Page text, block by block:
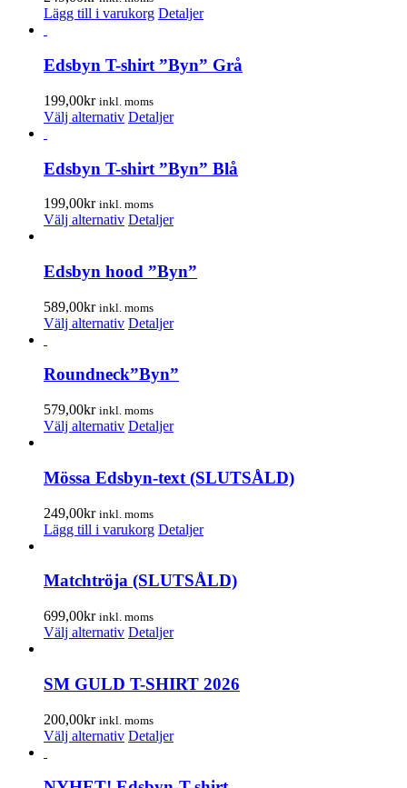
Lägg till i varukorg Detaljer
Edsbyn T-shirt ”Byn” Grå
199,00kr inkl. moms
Välj alternativ Den
har
flera
De
olika
kan
väljas
produktsidan
Detaljer
Edsbyn T-shirt ”Byn” Blå
199,00kr inkl. moms
Välj alternativ Den
har
flera
De
olika
kan
väljas
produktsidan
Detaljer
Edsbyn hood ”Byn”
589,00kr inkl. moms
Välj alternativ Den
har
flera
De
olika
väljas
produktsidan
Detaljer
Roundneck”Byn”
579,00kr inkl. moms
Välj alternativ Den
har
flera
De
olika
kan
väljas
produktsidan
Detaljer
Mössa Edsbyn-text (SLUTSÅLD)
249,00kr inkl. moms
Lägg till i varukorg Detaljer
Matchtröja (SLUTSÅLD)
699,00kr inkl. moms
Välj alternativ Den
har
flera
De
olika
kan
Detaljer
SM GULD T-SHIRT 2026
200,00kr inkl. moms
Välj alternativ Den
har
Detaljer